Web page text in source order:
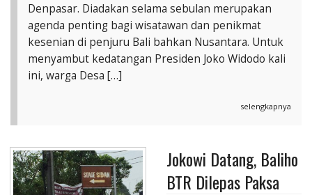
Denpasar. Diadakan selama sebulan merupakan
agenda penting bagi wisatawan dan penikmat
kesenian di penjuru Bali bahkan Nusantara. Untuk
menyambut kedatangan Presiden Joko Widodo kali
ini, warga Desa […]
selengkapnya
Jokowi Datang, Baliho
BTR Dilepas Paksa